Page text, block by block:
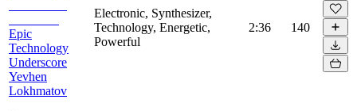
Epic
Technology
Underscore
Yevhen
Lokhmatov
Electronic, Synthesizer,
Technology, Energetic,
Powerful
2:36 140